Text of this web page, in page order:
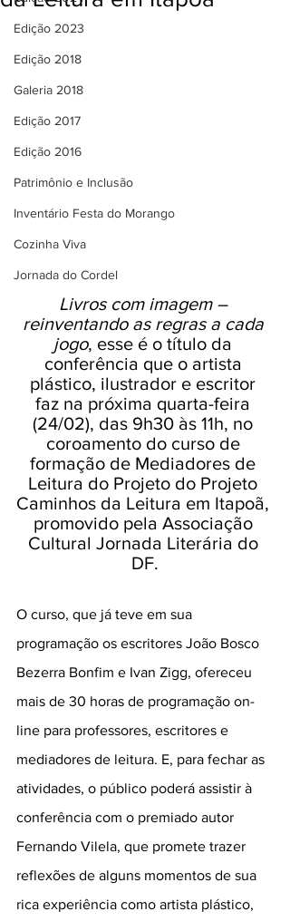
Edição 2023
Edição 2018
Galeria 2018
Edição 2017
Edição 2016
Patrimônio e Inclusão
Inventário Festa do Morango
Cozinha Viva
Jornada do Cordel
Livros com imagem –
reinventando as regras a cada
jogo, esse é o título da
conferência que o artista
plástico, ilustrador e escritor
faz na próxima quarta-feira
(24/02), das 9h30 às 11h, no
coroamento do curso de
formação de Mediadores de
Leitura do Projeto do Projeto
Caminhos da Leitura em Itapoã,
promovido pela Associação
Cultural Jornada Literária do
DF.
O curso, que já teve em sua
programação os escritores João Bosco
Bezerra Bonfim e Ivan Zigg, ofereceu
mais de 30 horas de programação on-
line para professores, escritores e
mediadores de leitura. E, para fechar as
atividades, o público poderá assistir à
conferência com o premiado autor
Fernando Vilela, que promete trazer
reflexões de alguns momentos de sua
rica experiência como artista plástico,